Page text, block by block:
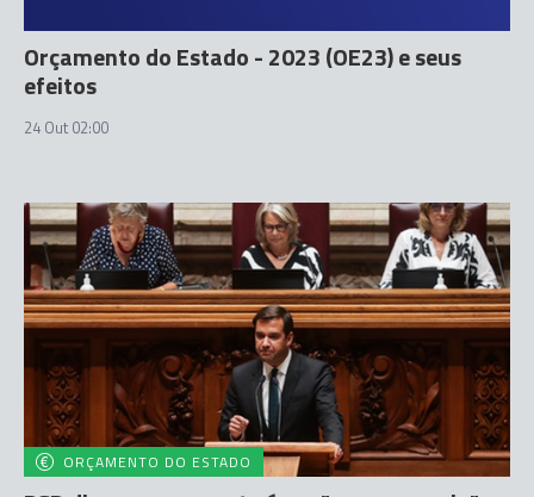
Orçamento do Estado - 2023 (OE23) e seus
efeitos
24 Out 02:00
ORÇAMENTO DO ESTADO